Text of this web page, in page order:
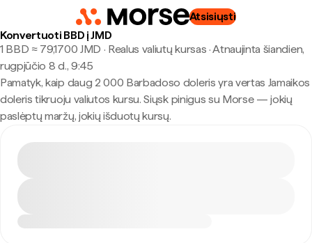
Atsisiųsti
Konvertuoti BBD į JMD
1 BBD ≈ 79,1700 JMD · Realus valiutų kursas ·Atnaujinta šiandien,
rugpjūčio 8 d., 9:45
Pamatyk, kaip daug 2 000 Barbadoso doleris yra vertas Jamaikos
doleris tikruoju valiutos kursu. Siųsk pinigus su Morse — jokių
paslėptų maržų, jokių išduotų kursų.